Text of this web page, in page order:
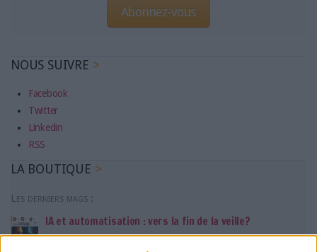
Abonnez-vous
NOUS SUIVRE
Facebook
Twitter
Linkedin
RSS
LA BOUTIQUE
Les derniers mags :
IA et automatisation : vers la fin de la veille?